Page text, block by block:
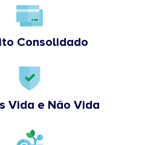
Consolidado
Vida e Não Vida